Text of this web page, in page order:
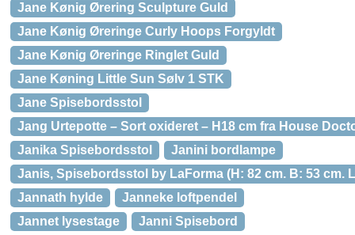
Jane Kønig Ørering Sculpture Guld
Jane Kønig Øreringe Curly Hoops Forgyldt
Jane Kønig Øreringe Ringlet Guld
Jane Køning Little Sun Sølv 1 STK
Jane Spisebordsstol
Jang Urtepotte – Sort oxideret – H18 cm fra House
Janika Spisebordsstol
Janini bordlampe
Janis, Spisebordsstol by LaForma (H: 82 cm. B: 53 cm.
Jannath hylde
Janneke loftpendel
Jannet lysestage
Janni Spisebord